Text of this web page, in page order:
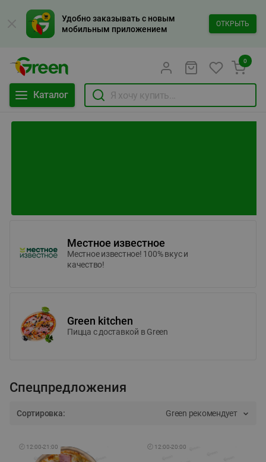
Удобно заказывать с новым
мобильным приложением
ОТКРЫТЬ
Каталог
0
Местное известное
Местное известное! 100% вкус и
качество!
Green kitchen
Пицца c доставкой в Green
Спецпредложения
Сортировка: Green рекомендует
🕘 12:00-21:00 🕘 12:00-20:00